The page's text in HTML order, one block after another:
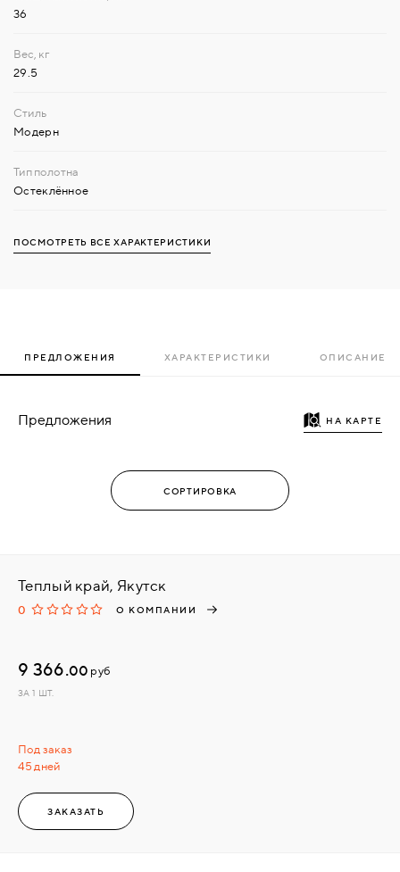
36
29.5
Модерн
Остеклённое
ПОСМОТРЕТЬ ВСЕ ХАРАКТЕРИСТИКИ
ПРЕДЛОЖЕНИЯ ХАРАКТЕРИСТИКИ ОПИСАНИЕ
Предложения НА КАРТЕ
Теплый край, Якутск
0 О КОМПАНИИ
Под заказ
45 дней
9 366.00 руб
ЗА 1 ШТ.
ЗАКАЗАТЬ